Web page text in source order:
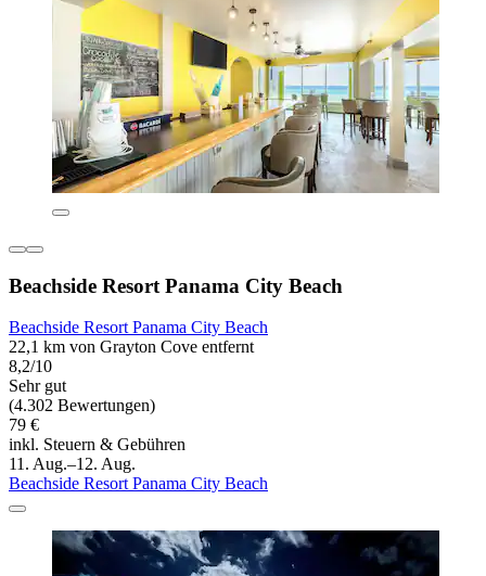
Beachside Resort Panama City Beach
Beachside Resort Panama City Beach
22,1 km von Grayton Cove entfernt
8,2/10
Sehr gut
(4.302 Bewertungen)
79 €
inkl. Steuern & Gebühren
11. Aug.–12. Aug.
Beachside Resort Panama City Beach